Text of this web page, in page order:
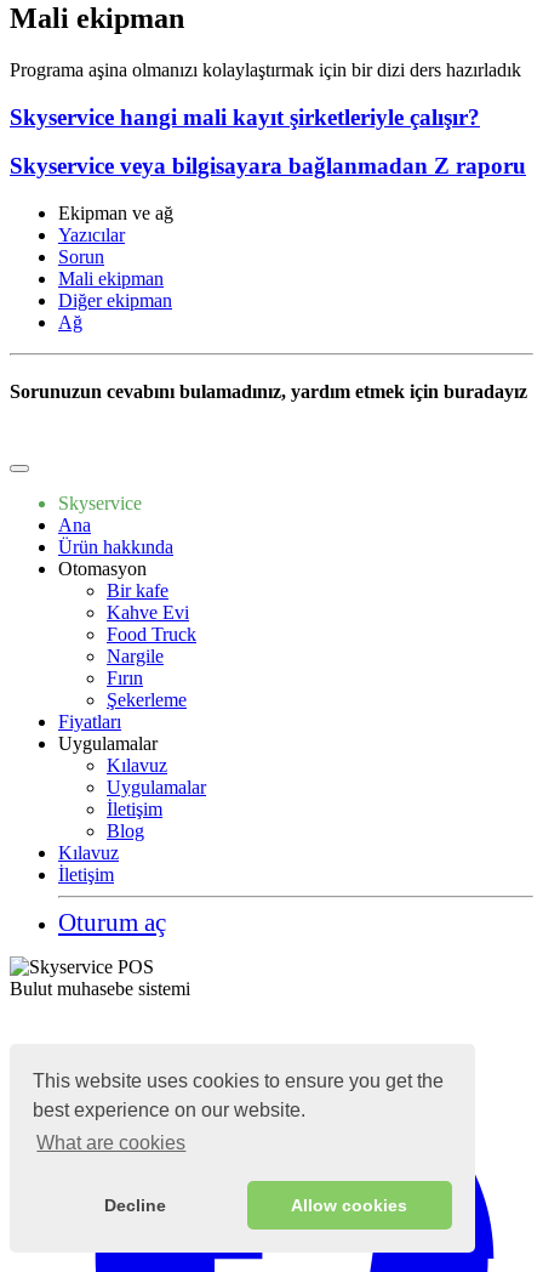
This website uses cookies to ensure you get the
best experience on our website.
What are cookies
Decline Allow cookies
Mali ekipman
Programa aşina olmanızı kolaylaştırmak için bir dizi ders hazırladık
Skyservice hangi mali kayıt şirketleriyle çalışır?
Skyservice veya bilgisayara bağlanmadan Z raporu
Ekipman ve ağ
Yazıcılar
Sorun
Mali ekipman
Diğer ekipman
Ağ
Sorunuzun cevabını bulamadınız, yardım etmek için buradayız
Skyservice
Ana
Ürün hakkında
Otomasyon
Bir kafe
Kahve Evi
Food Truck
Nargile
Fırın
Şekerleme
Fiyatları
Uygulamalar
Kılavuz
Uygulamalar
İletişim
Blog
Kılavuz
İletişim
Oturum aç
Bulut muhasebe sistemi